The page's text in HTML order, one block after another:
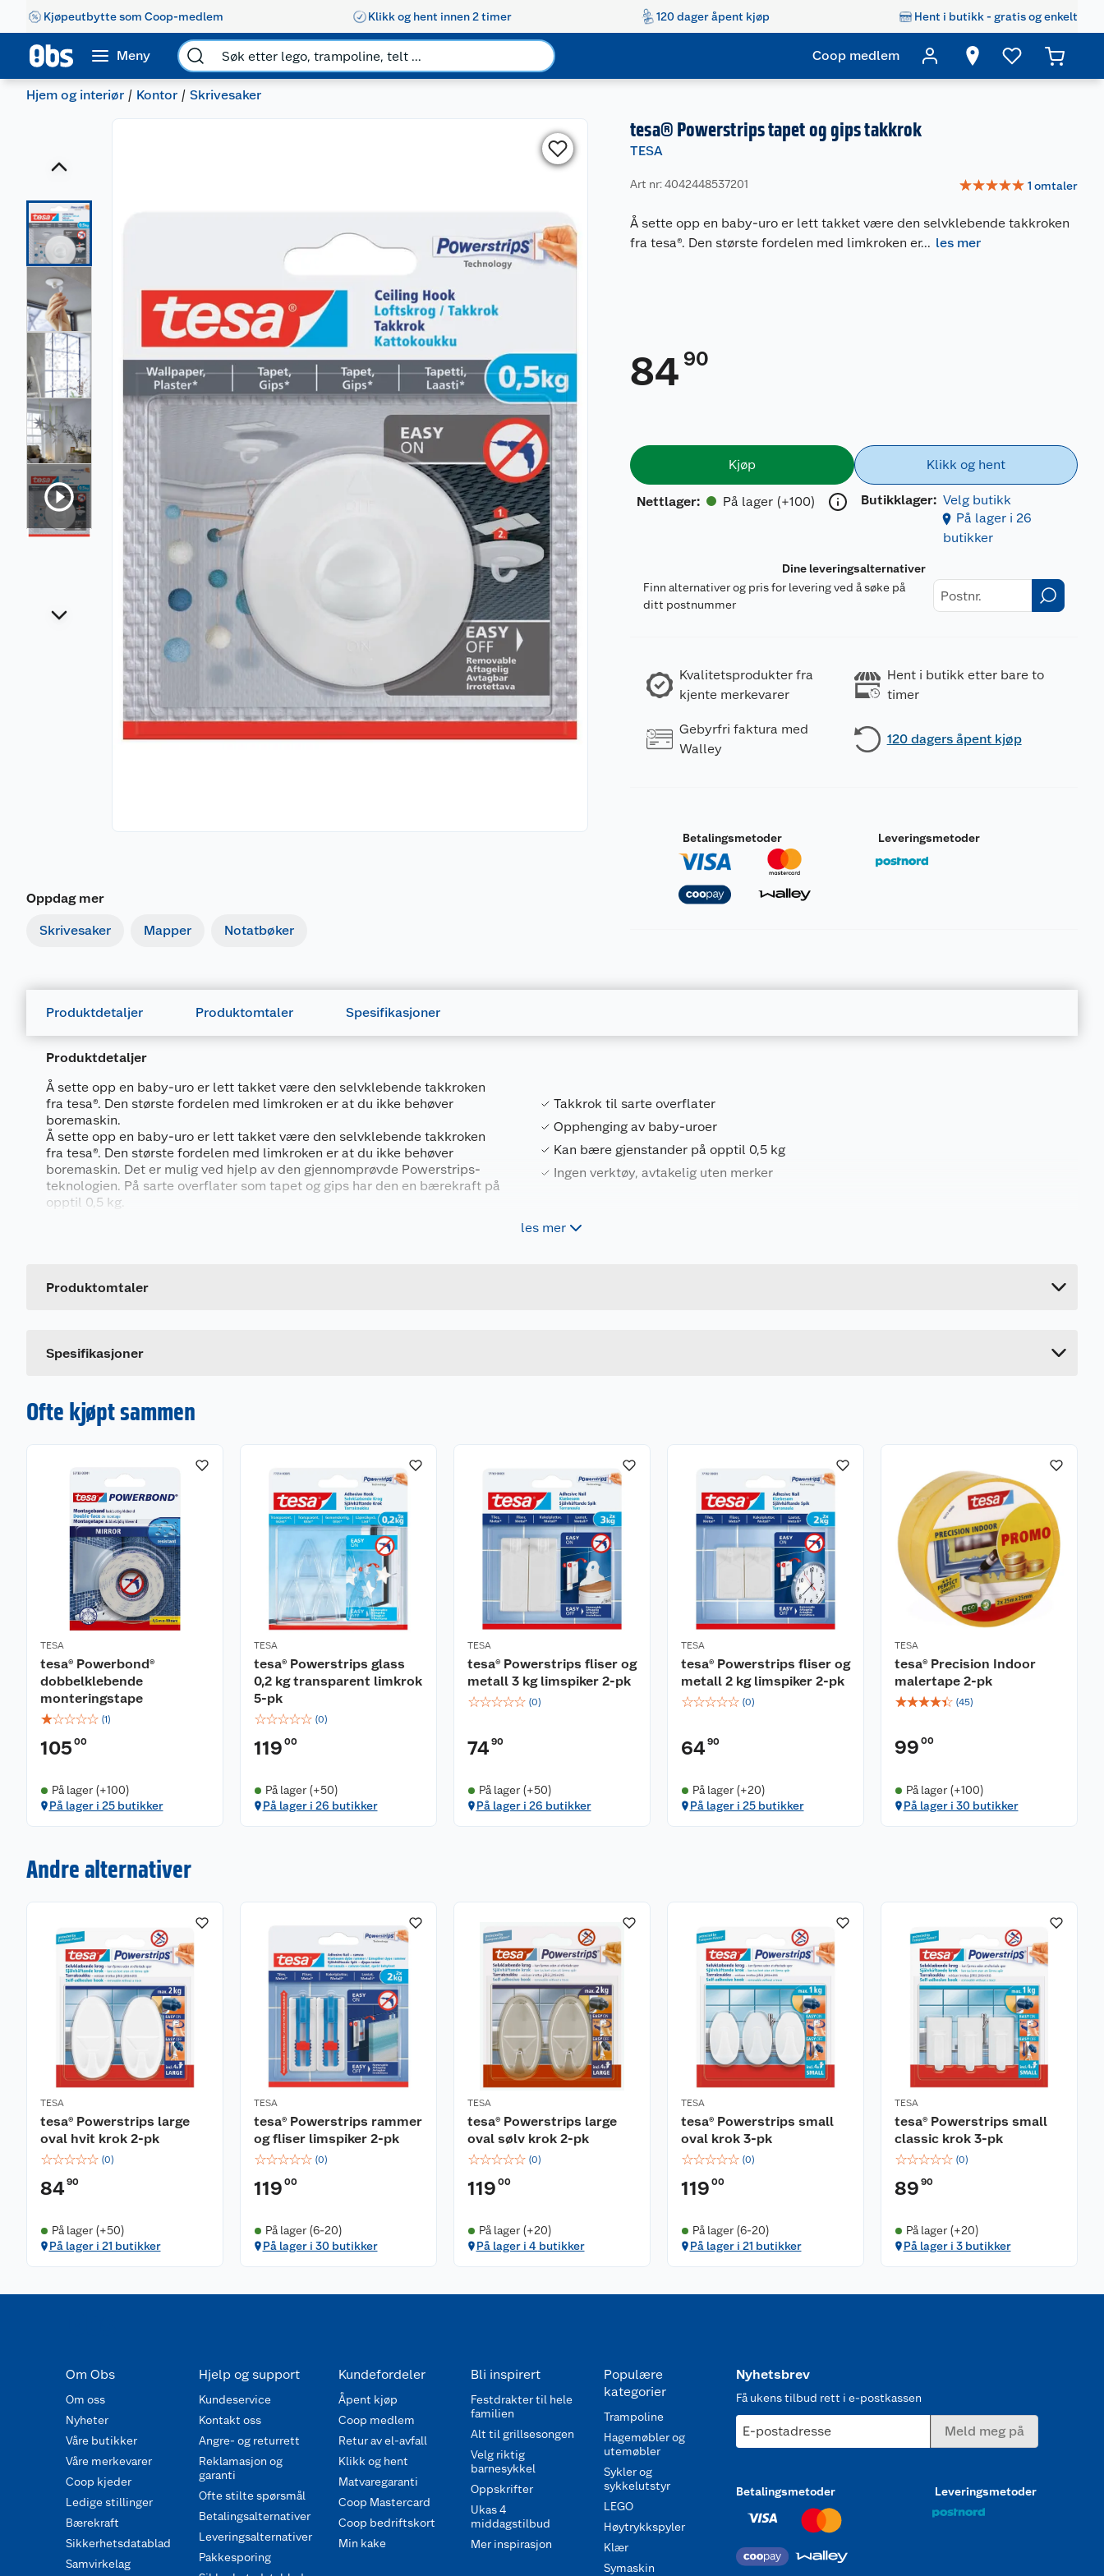
Kjøpeutbytte som Coop-medlem Klikk og hent innen 2 timer 120 dager åpent kjøp Hent i butikk - gratis og enkelt
Meny Coop medlem
Hjem og interiør Kontor Skrivesaker
Oppdag mer
Skrivesaker Mapper Notatbøker
tesa® Powerstrips tapet og gips takkrok
TESA
Art nr: 4042448537201 ☆☆☆☆☆ 1 omtaler
Å sette opp en baby-uro er lett takket være den selvklebende takkroken
fra tesa®. Den største fordelen med limkroken er... les mer
84 90
Kjøp
Nettlager: På lager (+100)
Klikk og hent
Butikklager: Velg butikk
På lager i 26
butikker
Dine leveringsalternativer
Finn alternativer og pris for levering ved å søke på
ditt postnummer
Kvalitetsprodukter fra
kjente merkevarer
Hent i butikk etter bare to
timer
Gebyrfri faktura med
Walley
120 dagers åpent kjøp
Betalingsmetoder Leveringsmetoder
Produktdetaljer Produktomtaler Spesifikasjoner
Produktdetaljer
Å sette opp en baby-uro er lett takket være den selvklebende takkroken
fra tesa®. Den største fordelen med limkroken er at du ikke behøver
boremaskin.
Å sette opp en baby-uro er lett takket være den selvklebende takkroken
fra tesa®. Den største fordelen med limkroken er at du ikke behøver
boremaskin. Det er mulig ved hjelp av den gjennomprøvde Powerstrips-
teknologien. På sarte overflater som tapet og gips har den en bærekraft på
opptil 0,5 kg.
slik at den ikke kan ses.
Takkrok til sarte overflater
Opphenging av baby-uroer
Kan bære gjenstander på opptil 0,5 kg
Ingen verktøy, avtakelig uten merker
les mer
Produktomtaler
Spesifikasjoner
Leverandørens artikkelnummer
Forpakningsmål
Ofte kjøpt sammen
TESA
tesa® Powerbond®
dobbelklebende
monteringstape
☆☆☆☆☆ (1)
105 00
På lager (+100)
På lager i 25 butikker
TESA
tesa® Powerstrips glass
0,2 kg transparent limkrok
5-pk
☆☆☆☆☆ (0)
119 00
På lager (+50)
På lager i 26 butikker
TESA
tesa® Powerstrips fliser og
metall 3 kg limspiker 2-pk
☆☆☆☆☆ (0)
7490
På lager (+50)
På lager i 26 butikker
TESA
tesa® Powerstrips fliser og
metall 2 kg limspiker 2-pk
☆☆☆☆☆ (0)
6490
På lager (+20)
På lager i 25 butikker
TESA
tesa® Precision Indoor
malertape 2-pk
☆☆☆☆☆ (45)
99 00
På lager (+100)
På lager i 30 butikker
Andre alternativer
TESA
tesa® Powerstrips large
oval hvit krok 2-pk
☆☆☆☆☆ (0)
8490
På lager (+50)
På lager i 21 butikker
TESA
tesa® Powerstrips rammer
og fliser limspiker 2-pk
☆☆☆☆☆ (0)
119 00
På lager (6-20)
På lager i 30 butikker
TESA
tesa® Powerstrips large
oval sølv krok 2-pk
☆☆☆☆☆ (0)
119 00
På lager (+20)
På lager i 4 butikker
TESA
tesa® Powerstrips small
oval krok 3-pk
☆☆☆☆☆ (0)
119 00
På lager (6-20)
På lager i 21 butikker
TESA
tesa® Powerstrips small
classic krok 3-pk
☆☆☆☆☆ (0)
89 90
På lager (+20)
På lager i 3 butikker
Om Obs
Om oss
Nyheter
Våre butikker
Våre merkevarer
Coop kjeder
Ledige stillinger
Bærekraft
Sikkerhetsdatablad
Samvirkelag
Hjelp og support
Kundeservice
Kontakt oss
Angre- og returrett
Reklamasjon og
garanti
Ofte stilte spørsmål
Betalingsalternativer
Leveringsalternativer
Pakkesporing
Kundefordeler
Åpent kjøp
Coop medlem
Retur av el-avfall
Klikk og hent
Matvaregaranti
Coop Mastercard
Coop bedriftskort
Min kake
Bli inspirert
Festdrakter til hele
familien
Alt til grillsesongen
Velg riktig
barnesykkel
Oppskrifter
Ukas 4
middagstilbud
Mer inspirasjon
Populære
kategorier
Trampoline
Hagemøbler og
utemøbler
Sykler og
sykkelutstyr
LEGO
Høytrykkspyler
Klær
Symaskin
Nyhetsbrev
Få ukens tilbud rett i e-postkassen
E-postadresse Meld meg på
Betalingsmetoder Leveringsmetoder